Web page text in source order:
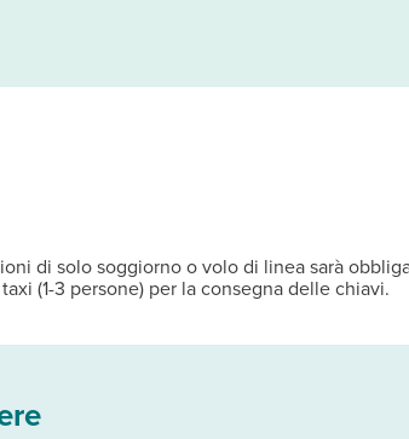
di solo soggiorno o volo di linea sarà
(1-3 persone) per la consegna delle chiavi.